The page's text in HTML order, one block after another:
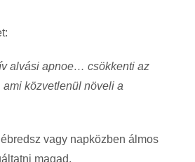
alvási apnoe… csökkenti az
közvetlenül növeli a
vagy napközben álmos
magad.